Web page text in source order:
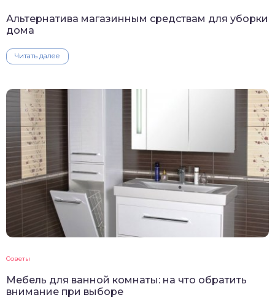
Альтернатива магазинным средствам для уборки
дома
Читать далее
Советы
Мебель для ванной комнаты: на что обратить
внимание при выборе